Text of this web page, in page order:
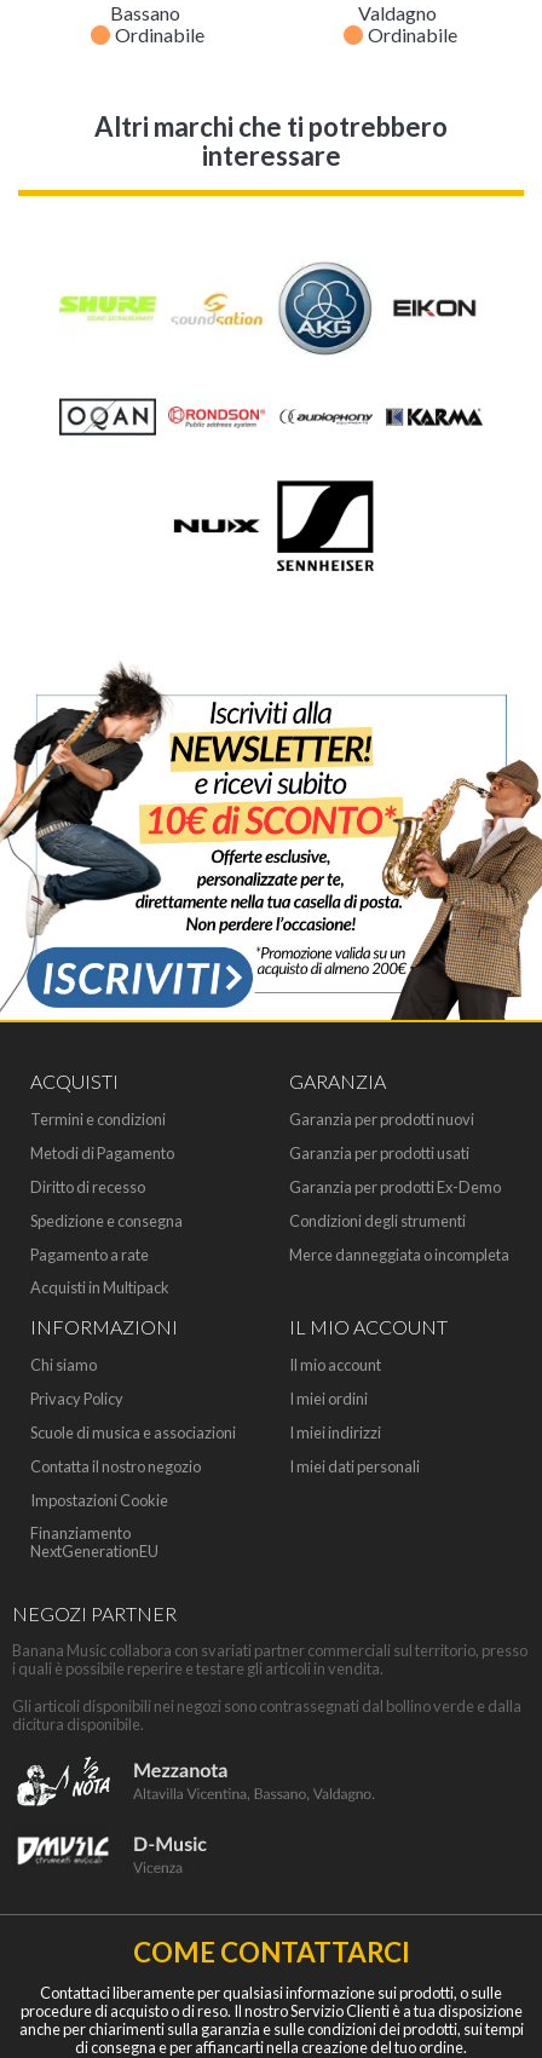
Bassano
fiber_manual_record Ordinabile
Valdagno
fiber_manual_record Ordinabile
Altri marchi che ti potrebbero
interessare
ACQUISTI
Termini e condizioni
Metodi di Pagamento
Diritto di recesso
Spedizione e consegna
Pagamento a rate
Acquisti in Multipack
GARANZIA
Garanzia per prodotti nuovi
Garanzia per prodotti usati
Garanzia per prodotti Ex-Demo
Condizioni degli strumenti
Merce danneggiata o incompleta
INFORMAZIONI
Chi siamo
Privacy Policy
Scuole di musica e associazioni
Contatta il nostro negozio
Impostazioni Cookie
Finanziamento
NextGenerationEU
IL MIO ACCOUNT
Il mio account
I miei ordini
I miei indirizzi
I miei dati personali
NEGOZI PARTNER
Banana Music collabora con svariati partner commerciali sul territorio, presso
i quali è possibile reperire e testare gli articoli in vendita.
Gli articoli disponibili nei negozi sono contrassegnati dal bollino verde e dalla
dicitura disponibile.
COME CONTATTARCI
Contattaci liberamente per qualsiasi informazione sui prodotti, o sulle
procedure di acquisto o di reso. Il nostro Servizio Clienti è a tua disposizione
anche per chiarimenti sulla garanzia e sulle condizioni dei prodotti, sui tempi
di consegna e per affiancarti nella creazione del tuo ordine.